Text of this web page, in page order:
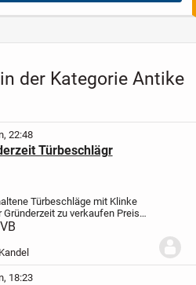
der Kategorie Antike
22:48
Türbeschlägr
Türbeschläge mit Klinke
Gründerzeit zu verkaufen Preis
sich auf 2 komplette Sets
VB
18:23